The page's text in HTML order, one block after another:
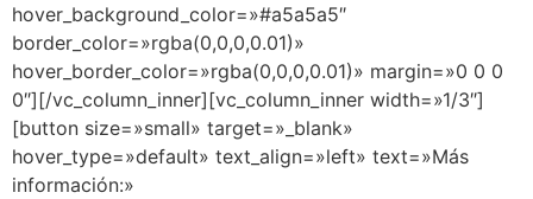
hover_background_color=»#a5a5a5″
border_color=»rgba(0,0,0,0.01)»
hover_border_color=»rgba(0,0,0,0.01)» margin=»0 0 0
0″][/vc_column_inner][vc_column_inner width=»1/3″]
[button size=»small» target=»_blank»
hover_type=»default» text_align=»left» text=»Más
información:»